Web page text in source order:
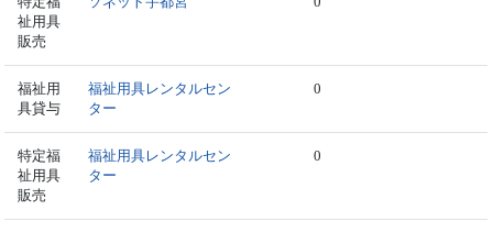
祉用具
販売
福祉用
具貸与
福祉用具レンタルセン
ター
0
特定福
祉用具
販売
福祉用具レンタルセン
ター
0